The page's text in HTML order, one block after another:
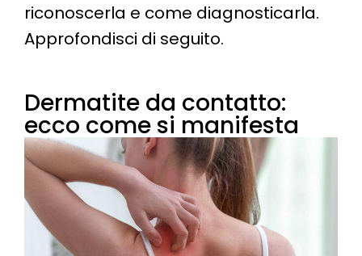
riconoscerla e come diagnosticarla.
Approfondisci di seguito.
Dermatite da contatto:
ecco come si manifesta